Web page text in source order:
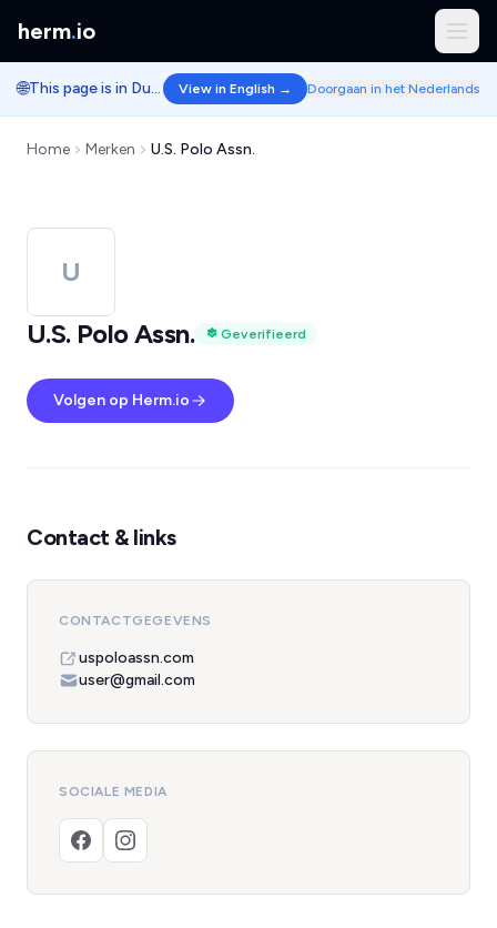
herm.io
🌐 This page is in Dutch. View in English → Doorgaan in het Nederlands
Home Merken U.S. Polo Assn.
U
U.S. Polo Assn.
Geverifieerd
Volgen op Herm.io
Contact & links
CONTACTGEGEVENS
uspoloassn.com
user@gmail.com
SOCIALE MEDIA